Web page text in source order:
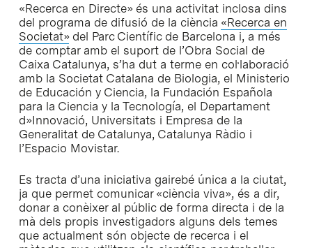
«Recerca en Directe» és una activitat inclosa dins
del programa de difusió de la ciència «Recerca en
Societat»del Parc Científic de Barcelona i, a més
de comptar amb el suport de l’Obra Social de
Caixa Catalunya, s’ha dut a terme en col·laboració
amb la Societat Catalana de Biologia, el Ministerio
de Educación y Ciencia, la Fundación Española
para la Ciencia y la Tecnología, el Departament
d»Innovació, Universitats i Empresa de la
Generalitat de Catalunya, Catalunya Ràdio i
l’Espacio Movistar.
Es tracta d’una iniciativa gairebé única a la ciutat,
ja que permet comunicar «ciència viva», és a dir,
donar a conèixer al públic de forma directa i de la
mà dels propis investigadors alguns dels temes
que actualment són objecte de recerca i el